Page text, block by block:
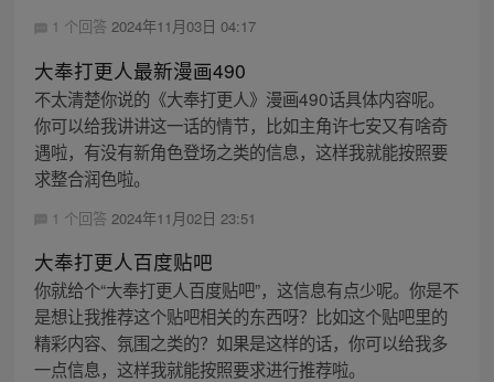
1 个回答 2024年11月03日 04:17
大奉打更人最新漫画490
不太清楚你说的《大奉打更人》漫画490话具体内容呢。
你可以给我讲讲这一话的情节，比如主角许七安又有啥奇
遇啦，有没有新角色登场之类的信息，这样我就能按照要
求整合润色啦。
1 个回答 2024年11月02日 23:51
大奉打更人百度贴吧
你就给个“大奉打更人百度贴吧”，这信息有点少呢。你是不
是想让我推荐这个贴吧相关的东西呀？比如这个贴吧里的
精彩内容、氛围之类的？如果是这样的话，你可以给我多
一点信息，这样我就能按照要求进行推荐啦。